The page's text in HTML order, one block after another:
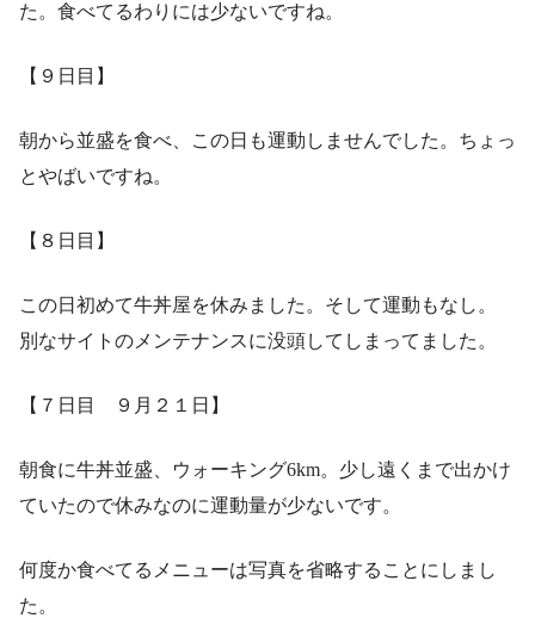
た。食べてるわりには少ないですね。
【９日目】
朝から並盛を食べ、この日も運動しませんでした。ちょっ
とやばいですね。
【８日目】
この日初めて牛丼屋を休みました。そして運動もなし。
別なサイトのメンテナンスに没頭してしまってました。
【７日目 ９月２１日】
朝食に牛丼並盛、ウォーキング6km。少し遠くまで出かけ
ていたので休みなのに運動量が少ないです。
何度か食べてるメニューは写真を省略することにしまし
た。